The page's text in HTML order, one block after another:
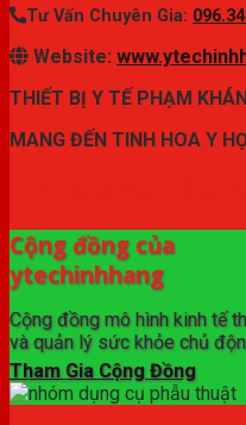
Tư Vấn Chuyên Gia:
Website:
THIẾT BỊ Y TẾ PHẠM
MANG ĐẾN TINH HOA Y
Cộng đồng của
ytechinhhang
Cộng đồng mô hình kinh tế
và quản lý sức khỏe chủ
Tham Gia Cộng Đồng